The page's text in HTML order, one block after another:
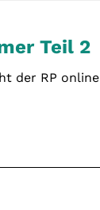
Teil 2
der RP online